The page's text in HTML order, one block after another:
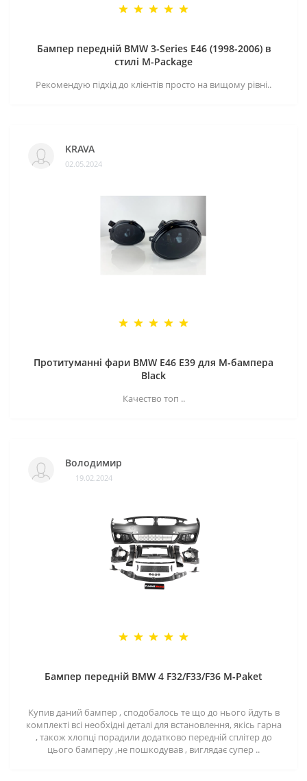
Бампер передній BMW 3-Series E46 (1998-2006) в
стилі M-Package
Рекомендую підхід до клієнтів просто на вищому рівні..
KRAVA
02.05.2024
Протитуманні фари BMW E46 E39 для M-бампера
Black
Качество топ ..
Володимир
19.02.2024
Бампер передній BMW 4 F32/F33/F36 M-Paket
Купив даний бампер , сподобалось те що до нього йдуть в
комплекті всі необхідні деталі для встановлення, якісь гарна
, також хлопці порадили додатково передній сплітер до
цього бамперу ,не пошкодував , виглядає супер ..